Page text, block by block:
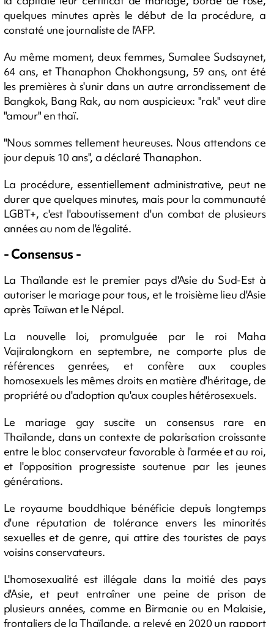
quelques minutes après le début de la procédure, a
constaté une journaliste de l'AFP.
Au même moment, deux femmes, Sumalee Sudsaynet,
64 ans, et Thanaphon Chokhongsung, 59 ans, ont été
les premières à s'unir dans un autre arrondissement de
Bangkok, Bang Rak, au nom auspicieux: "rak" veut dire
"amour" en thaï.
"Nous sommes tellement heureuses. Nous attendons ce
jour depuis 10 ans", a déclaré Thanaphon.
La procédure, essentiellement administrative, peut ne
durer que quelques minutes, mais pour la communauté
LGBT+, c'est l'aboutissement d'un combat de plusieurs
années au nom de l'égalité.
- Consensus -
La Thaïlande est le premier pays d'Asie du Sud-Est à
autoriser le mariage pour tous, et le troisième lieu d'Asie
après Taïwan et le Népal.
La nouvelle loi, promulguée par le roi Maha
Vajiralongkorn en septembre, ne comporte plus de
références genrées, et confère aux couples
homosexuels les mêmes droits en matière d'héritage, de
propriété ou d'adoption qu'aux couples hétérosexuels.
Le mariage gay suscite un consensus rare en
Thaïlande, dans un contexte de polarisation croissante
entre le bloc conservateur favorable à l'armée et au roi,
et l'opposition progressiste soutenue par les jeunes
générations.
Le royaume bouddhique bénéficie depuis longtemps
d'une réputation de tolérance envers les minorités
sexuelles et de genre, qui attire des touristes de pays
voisins conservateurs.
L'homosexualité est illégale dans la moitié des pays
d'Asie, et peut entraîner une peine de prison de
plusieurs années, comme en Birmanie ou en Malaisie,
frontaliers de la Thaïlande, a relevé en 2020 un rapport